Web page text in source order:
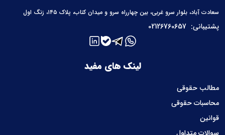
لینک های مفید
مطالب حقوقی
محاسبات حقوقی
قوانین
سوالات متداول
سعادت آباد، بلوار سرو غربی، بین چهارراه سرو و میدان کتاب، پلاک ۱۴۵، زنگ اول
پشتیبانی: 02126760657